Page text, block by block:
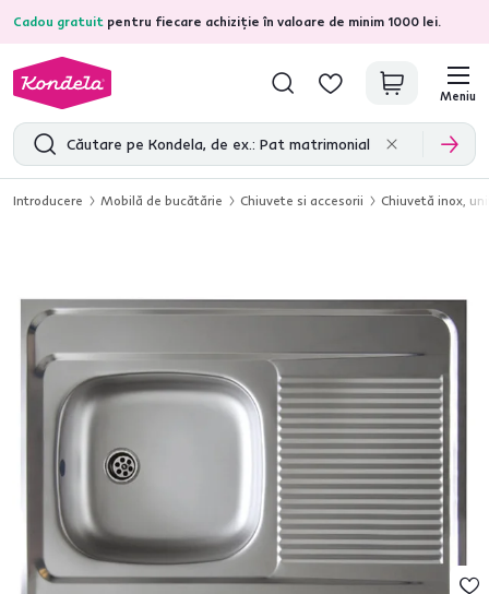
Cadou gratuit pentru fiecare achiziție în valoare de minim 1000 lei.
4,7 31.211 recenzii de produs verificate
Meniu
Introducere Mobilă de bucătărie Chiuvete si accesorii Chiuvetă inox,